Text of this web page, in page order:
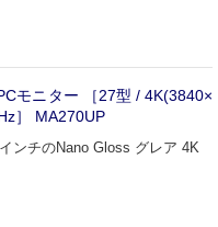
モニター ［27型 / 4K(3840×
］ MA270UP
ンチのNano Gloss グレア 4K